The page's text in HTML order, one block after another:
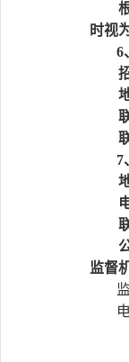
时视
6
7
监督